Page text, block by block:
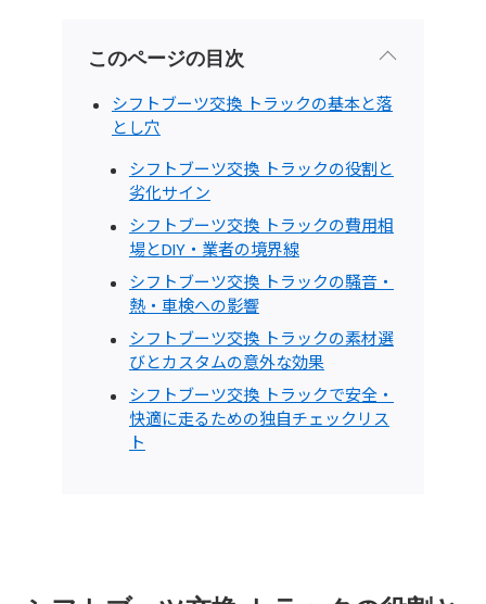
このページの目次
シフトブーツ交換 トラックの基本と落
とし穴
シフトブーツ交換 トラックの役割と
劣化サイン
シフトブーツ交換 トラックの費用相
場とDIY・業者の境界線
シフトブーツ交換 トラックの騒音・
熱・車検への影響
シフトブーツ交換 トラックの素材選
びとカスタムの意外な効果
シフトブーツ交換 トラックで安全・
快適に走るための独自チェックリス
ト